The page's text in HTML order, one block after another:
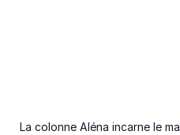
La colonne Aléna incarne le